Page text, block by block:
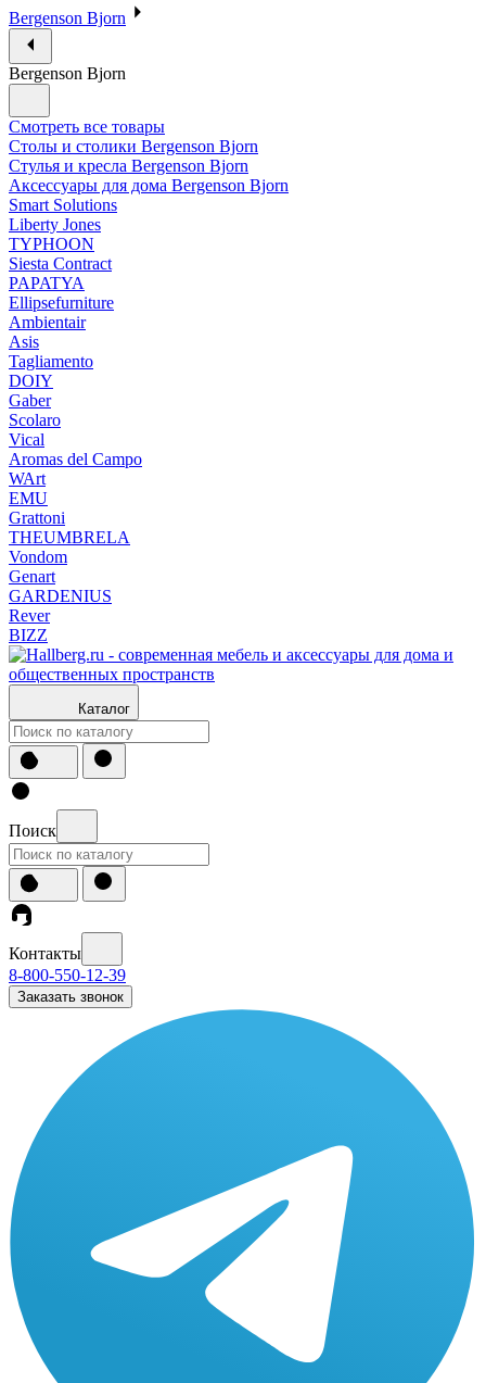
Bergenson Bjorn
Bergenson Bjorn
Смотреть все товары
Столы и столики Bergenson Bjorn
Стулья и кресла Bergenson Bjorn
Аксессуары для дома Bergenson Bjorn
Smart Solutions
Liberty Jones
TYPHOON
Siesta Contract
PAPATYA
Ellipsefurniture
Ambientair
Asis
Tagliamento
DOIY
Gaber
Scolaro
Vical
Aromas del Campo
WArt
EMU
Grattoni
THEUMBRELA
Vondom
Genart
GARDENIUS
Rever
BIZZ
Каталог
Поиск
Контакты
8-800-550-12-39
Заказать звонок